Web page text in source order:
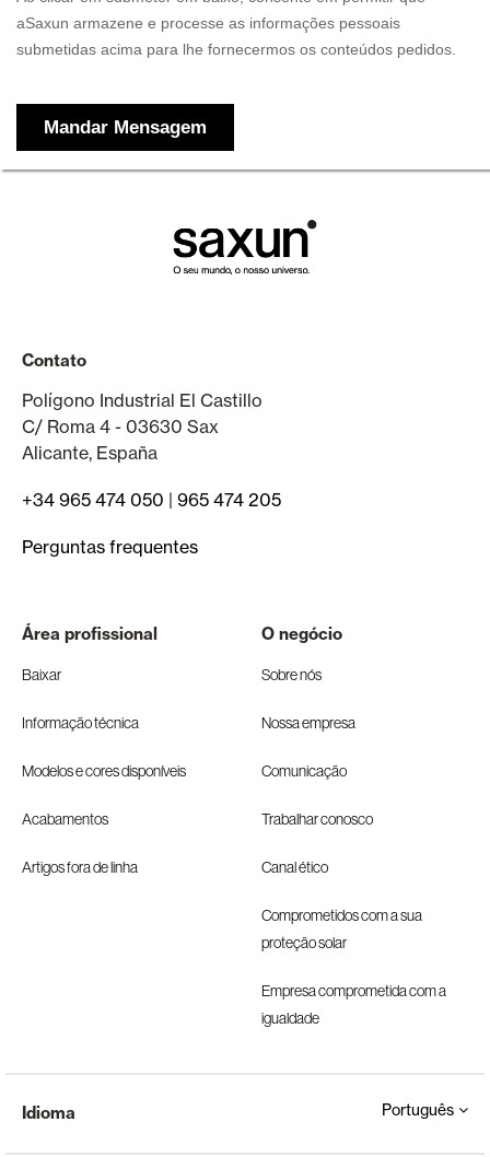
Contato
Polígono Industrial El Castillo
C/ Roma 4 - 03630 Sax
Alicante, España
+34 965 474 050 | 965 474 205
Perguntas frequentes
Área profissional
Baixar
Informação técnica
Modelos e cores disponíveis
Acabamentos
Artigos fora de linha
O negócio
Sobre nós
Nossa empresa
Comunicação
Trabalhar conosco
Canal ético
Comprometidos com a sua
proteção solar
Empresa comprometida com a
igualdade
Idioma Português